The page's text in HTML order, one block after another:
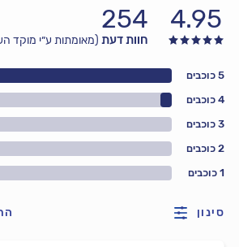
4.95
254
חוות דעת (מאומתות ע״י מוקד
1 כוכבים
2 כוכבים
3 כוכבים
4 כוכבים
5 כוכבים
סינון